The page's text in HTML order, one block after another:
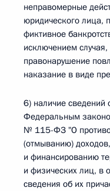
неправомерные
юридического лица,
фиктивное
исключением
правонарушение
наказание в виде
6) наличие сведений
Федеральным
№ 115-ФЗ "О
(отмыванию)
и финансированию
и физических лиц, в
сведения об их